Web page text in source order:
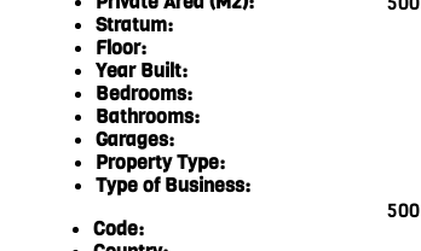
Stratum:
Floor:
Year Built:
Bedrooms:
Bathrooms:
Garages:
Property Type:
Type of Business:
Code:
500